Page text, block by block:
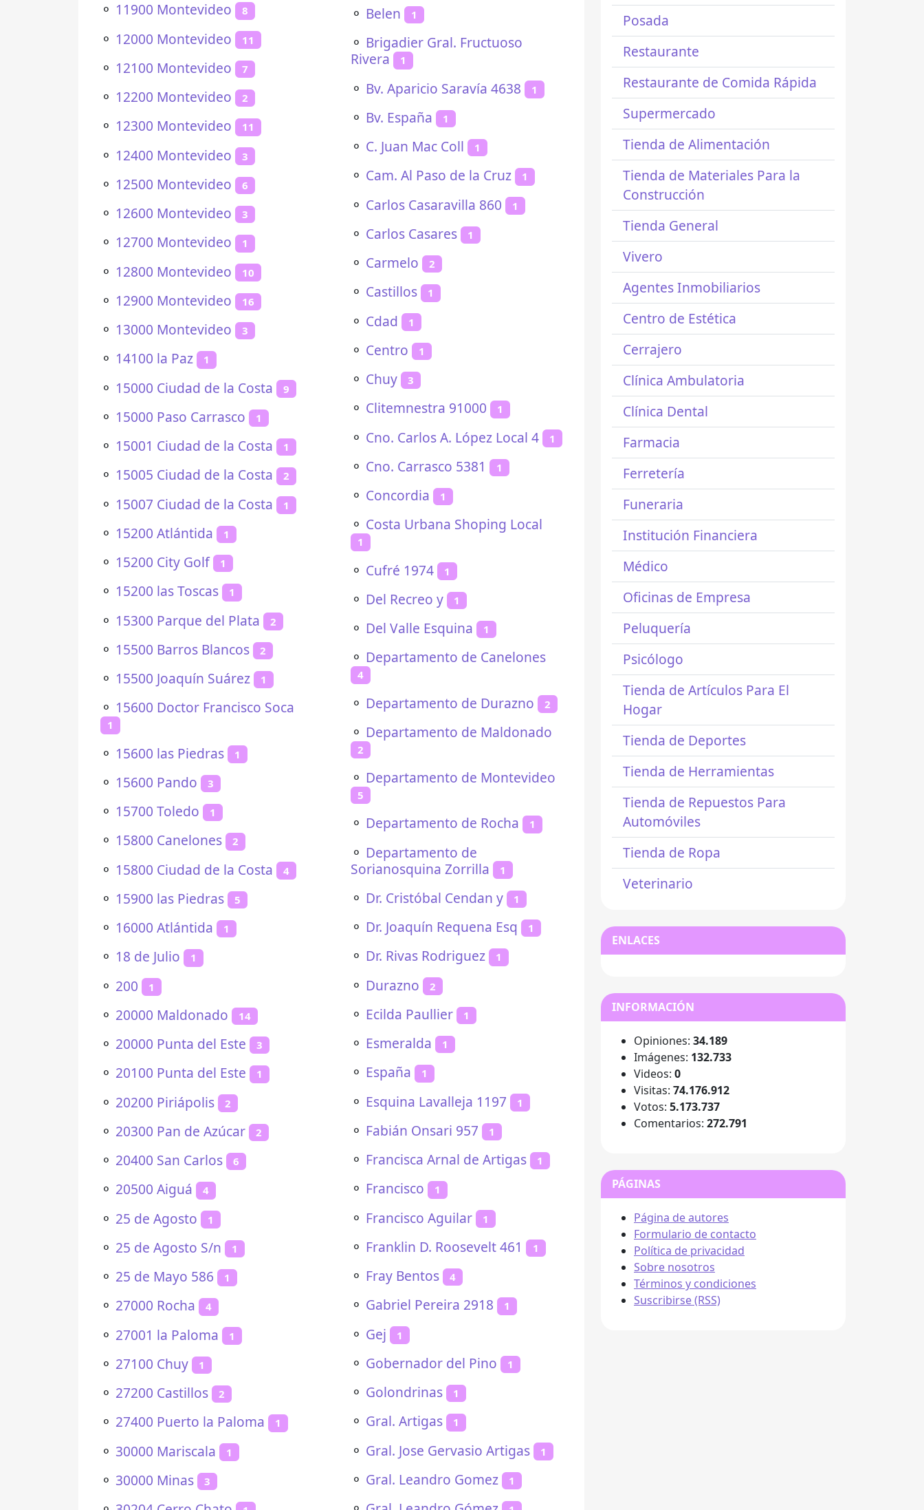
⚬ 11900 Montevideo 8
⚬ 12000 Montevideo 11
⚬ 12100 Montevideo 7
⚬ 12200 Montevideo 2
⚬ 12300 Montevideo 11
⚬ 12400 Montevideo 3
⚬ 12500 Montevideo 6
⚬ 12600 Montevideo 3
⚬ 12700 Montevideo 1
⚬ 12800 Montevideo 10
⚬ 12900 Montevideo 16
⚬ 13000 Montevideo 3
⚬ 14100 la Paz 1
⚬ 15000 Ciudad de la Costa 9
⚬ 15000 Paso Carrasco 1
⚬ 15001 Ciudad de la Costa 1
⚬ 15005 Ciudad de la Costa 2
⚬ 15007 Ciudad de la Costa 1
⚬ 15200 Atlántida 1
⚬ 15200 City Golf 1
⚬ 15200 las Toscas 1
⚬ 15300 Parque del Plata 2
⚬ 15500 Barros Blancos 2
⚬ 15500 Joaquín Suárez 1
⚬ 15600 Doctor Francisco Soca
1
⚬ 15600 las Piedras 1
⚬ 15600 Pando 3
⚬ 15700 Toledo 1
⚬ 15800 Canelones 2
⚬ 15800 Ciudad de la Costa 4
⚬ 15900 las Piedras 5
⚬ 16000 Atlántida 1
⚬ 18 de Julio 1
⚬ 200 1
⚬ 20000 Maldonado 14
⚬ 20000 Punta del Este 3
⚬ 20100 Punta del Este 1
⚬ 20200 Piriápolis 2
⚬ 20300 Pan de Azúcar 2
⚬ 20400 San Carlos 6
⚬ 20500 Aiguá 4
⚬ 25 de Agosto 1
⚬ 25 de Agosto S/n 1
⚬ 25 de Mayo 586 1
⚬ 27000 Rocha 4
⚬ 27001 la Paloma 1
⚬ 27100 Chuy 1
⚬ 27200 Castillos 2
⚬ 27400 Puerto la Paloma 1
⚬ 30000 Mariscala 1
⚬ 30000 Minas 3
⚬ Belen 1
⚬ Brigadier Gral. Fructuoso
Rivera
1
⚬ Bv. Aparicio Saravía 4638 1
⚬ Bv. España 1
⚬ C. Juan Mac Coll 1
⚬ Cam. Al Paso de la Cruz 1
⚬ Carlos Casaravilla 860 1
⚬ Carlos Casares 1
⚬ Carmelo 2
⚬ Castillos 1
⚬ Cdad 1
⚬ Centro 1
⚬ Chuy 3
⚬ Clitemnestra 91000 1
⚬ Cno. Carlos A. López Local 4 1
⚬ Cno. Carrasco 5381 1
⚬ Concordia 1
⚬ Costa Urbana Shoping Local
1
⚬ Cufré 1974 1
⚬ Del Recreo y 1
⚬ Del Valle Esquina 1
⚬ Departamento de Canelones
4
⚬ Departamento de Durazno 2
⚬ Departamento de Maldonado
2
⚬ Departamento de Montevideo
5
⚬ Departamento de Rocha 1
⚬ Departamento de
Sorianosquina Zorrilla
1
⚬ Dr. Cristóbal Cendan y 1
⚬ Dr. Joaquín Requena Esq 1
⚬ Dr. Rivas Rodriguez 1
⚬ Durazno 2
⚬ Ecilda Paullier 1
⚬ Esmeralda 1
⚬ España 1
⚬ Esquina Lavalleja 1197 1
⚬ Fabián Onsari 957 1
⚬ Francisca Arnal de Artigas 1
⚬ Francisco 1
⚬ Francisco Aguilar 1
⚬ Franklin D. Roosevelt 461 1
⚬ Fray Bentos 4
⚬ Gabriel Pereira 2918 1
⚬ Gej 1
⚬ Gobernador del Pino 1
⚬ Golondrinas 1
⚬ Gral. Artigas 1
⚬ Gral. Jose Gervasio Artigas 1
⚬ Gral. Leandro Gomez 1
Posada
Restaurante
Restaurante de Comida Rápida
Supermercado
Tienda de Alimentación
Tienda de Materiales Para la
Construcción
Tienda General
Vivero
Agentes Inmobiliarios
Centro de Estética
Cerrajero
Clínica Ambulatoria
Clínica Dental
Farmacia
Ferretería
Funeraria
Institución Financiera
Médico
Oficinas de Empresa
Peluquería
Psicólogo
Tienda de Artículos Para El
Hogar
Tienda de Deportes
Tienda de Herramientas
Tienda de Repuestos Para
Automóviles
Tienda de Ropa
Veterinario
ENLACES
INFORMACIÓN
Opiniones: 34.189
Imágenes: 132.733
Videos: 0
Visitas: 74.176.912
Votos: 5.173.737
Comentarios: 272.791
PÁGINAS
Página de autores
Formulario de contacto
Política de privacidad
Sobre nosotros
Términos y condiciones
Suscribirse (RSS)